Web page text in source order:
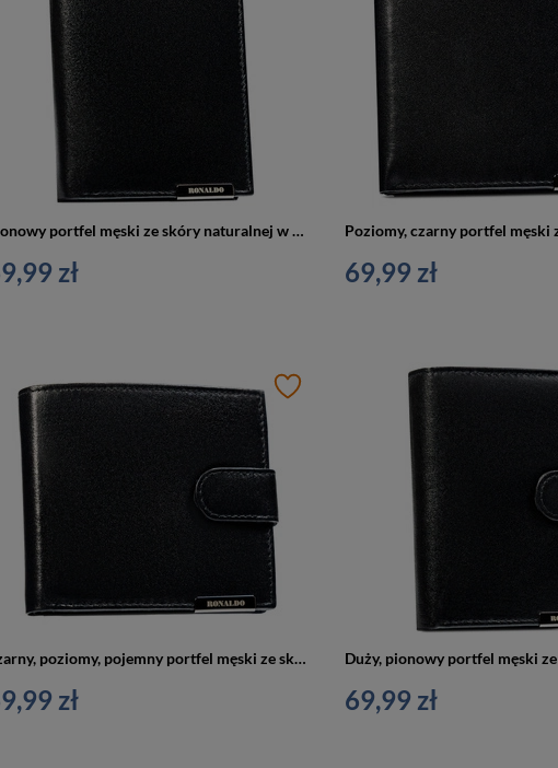
Pionowy portfel męski ze skóry naturalnej w czarnym kolorze bez zapięcia zewnętrznego - Ronaldo
zł 69,99 zł
Czarny, poziomy, pojemny portfel męski ze skóry naturalnej zamykany zatrzaskiem - Ronaldo
zł 69,99 zł